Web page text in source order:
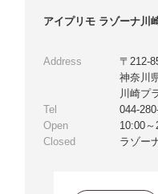
アイプリモ ラゾーナ川
Address
〒212-
神奈川
川崎プ
Tel
044-
Open
10:00～
Closed
ラゾー